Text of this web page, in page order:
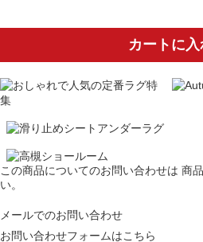
カートに入
この商品についてのお問い合わせは 商
い。
メールでのお問い合わせ
お問い合わせフォームはこちら